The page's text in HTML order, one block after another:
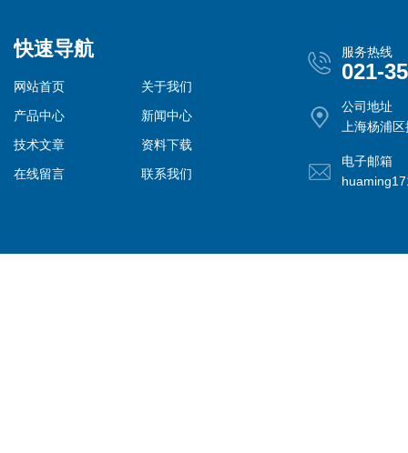
快速导航
网站首页
关于我们
产品中心
新闻中心
技术文章
资料下载
在线留言
联系我们
服务热线
021-
公司地址
上海杨浦
电子邮箱